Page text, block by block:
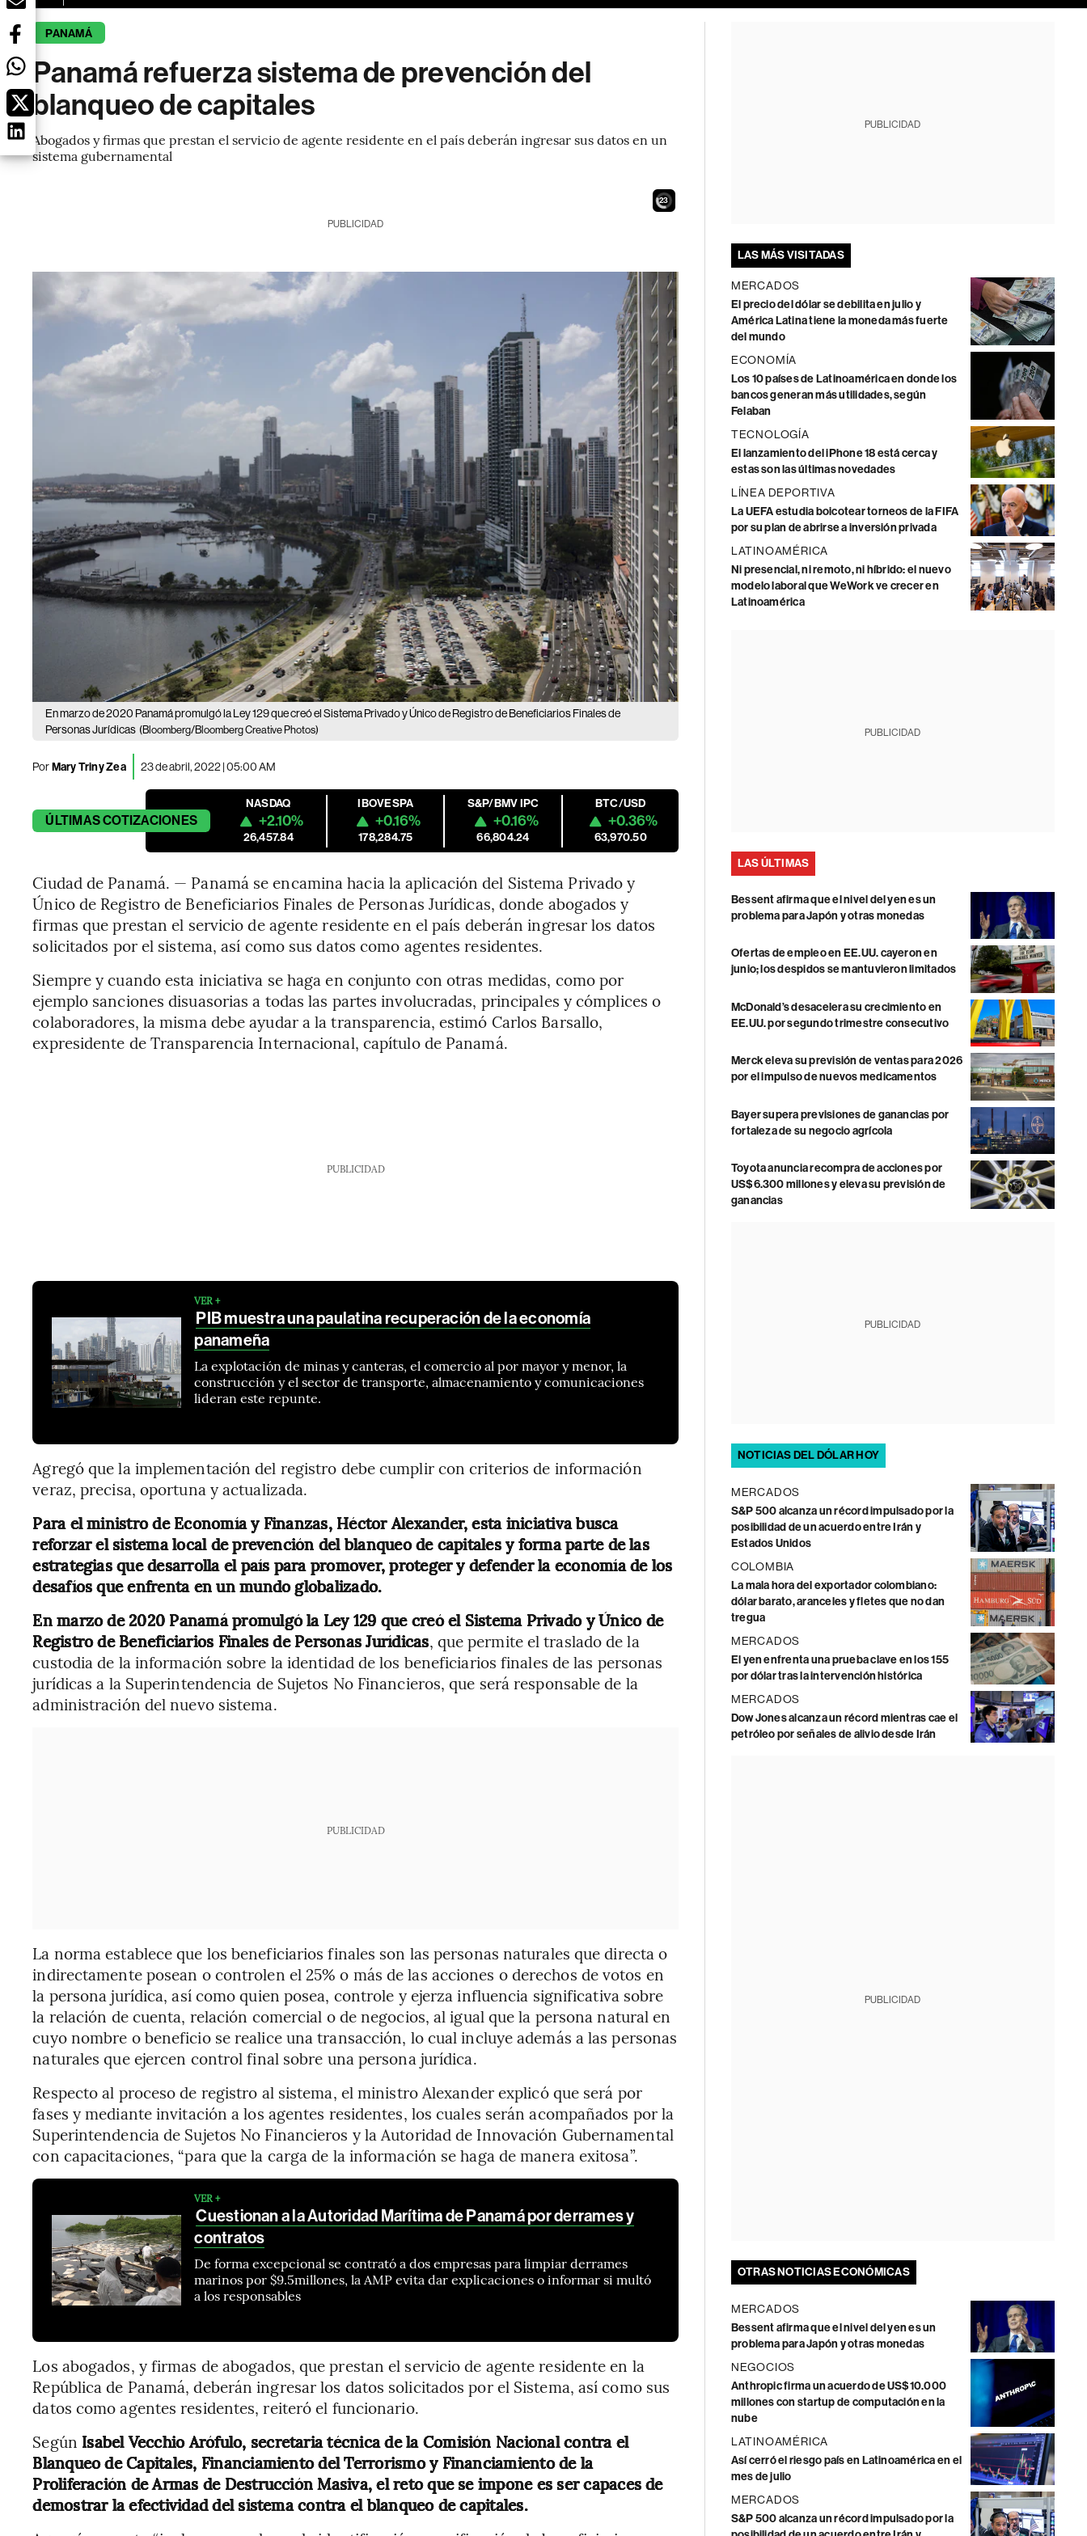
PANAMÁ
Panamá refuerza sistema de prevención del
blanqueo de capitales
Abogados y firmas que prestan el servicio de agente residente en el país deberán ingresar sus datos en un
sistema gubernamental
21
PUBLICIDAD
En marzo de 2020 Panamá promulgó la Ley 129 que creó el Sistema Privado y Único de Registro de Beneficiarios Finales de
Personas Jurídicas (Bloomberg/Bloomberg Creative Photos)
PorMary Triny Zea 23 de abril, 2022 | 05:00 AM
ÚLTIMASCOTIZACIONES
NASDAQ
+2.10%
26,457.84
IBOVESPA
+0.16%
178,284.75
S&P/BMV IPC
+0.16%
66,804.24
BTC/USD
+0.36%
63,970.50
Ciudad de Panamá. — Panamá se encamina hacia la aplicación del Sistema Privado y
Único de Registro de Beneficiarios Finales de Personas Jurídicas, donde abogados y
firmas que prestan el servicio de agente residente en el país deberán ingresar los datos
solicitados por el sistema, así como sus datos como agentes residentes.
Siempre y cuando esta iniciativa se haga en conjunto con otras medidas, como por
ejemplo sanciones disuasorias a todas las partes involucradas, principales y cómplices o
colaboradores, la misma debe ayudar a la transparencia, estimó Carlos Barsallo,
expresidente de Transparencia Internacional, capítulo de Panamá.
PUBLICIDAD
VER +
PIB muestra una paulatina recuperación de la economía
panameña
La explotación de minas y canteras, el comercio al por mayor y menor, la
construcción y el sector de transporte, almacenamiento y comunicaciones
lideran este repunte.
Agregó que la implementación del registro debe cumplir con criterios de información
veraz, precisa, oportuna y actualizada.
Para el ministro de Economía y Finanzas, Héctor Alexander, esta iniciativa busca
reforzar el sistema local de prevención del blanqueo de capitales y forma parte de las
estrategias que desarrolla el país para promover, proteger y defender la economía de los
desafíos que enfrenta en un mundo globalizado.
En marzo de 2020 Panamá promulgó la Ley 129 que creó el Sistema Privado y Único de
Registro de Beneficiarios Finales de Personas Jurídicas, que permite el traslado de la
custodia de la información sobre la identidad de los beneficiarios finales de las personas
jurídicas a la Superintendencia de Sujetos No Financieros, que será responsable de la
administración del nuevo sistema.
PUBLICIDAD
La norma establece que los beneficiarios finales son las personas naturales que directa o
indirectamente posean o controlen el 25% o más de las acciones o derechos de votos en
la persona jurídica, así como quien posea, controle y ejerza influencia significativa sobre
la relación de cuenta, relación comercial o de negocios, al igual que la persona natural en
cuyo nombre o beneficio se realice una transacción, lo cual incluye además a las personas
naturales que ejercen control final sobre una persona jurídica.
Respecto al proceso de registro al sistema, el ministro Alexander explicó que será por
fases y mediante invitación a los agentes residentes, los cuales serán acompañados por la
Superintendencia de Sujetos No Financieros y la Autoridad de Innovación Gubernamental
con capacitaciones, “para que la carga de la información se haga de manera exitosa”.
VER +
Cuestionan a la Autoridad Marítima de Panamá por derrames y
contratos
De forma excepcional se contrató a dos empresas para limpiar derrames
marinos por $9.5millones, la AMP evita dar explicaciones o informar si multó
a los responsables
Los abogados, y firmas de abogados, que prestan el servicio de agente residente en la
República de Panamá, deberán ingresar los datos solicitados por el Sistema, así como sus
datos como agentes residentes, reiteró el funcionario.
Según Isabel Vecchio Arófulo, secretaria técnica de la Comisión Nacional contra el
Blanqueo de Capitales, Financiamiento del Terrorismo y Financiamiento de la
Proliferación de Armas de Destrucción Masiva, el reto que se impone es ser capaces de
demostrar la efectividad del sistema contra el blanqueo de capitales.
PUBLICIDAD
LAS MÁS VISITADAS
MERCADOS
El precio del dólar se debilita en julio y
América Latina tiene la moneda más fuerte
del mundo
ECONOMÍA
Los 10 países de Latinoamérica en donde los
bancos generan más utilidades, según
Felaban
TECNOLOGÍA
El lanzamiento del iPhone 18 está cerca y
estas son las últimas novedades
LÍNEA DEPORTIVA
La UEFA estudia boicotear torneos de la FIFA
por su plan de abrirse a inversión privada
LATINOAMÉRICA
Ni presencial, ni remoto, ni híbrido: el nuevo
modelo laboral que WeWork ve crecer en
Latinoamérica
PUBLICIDAD
LAS ÚLTIMAS
Bessent afirma que el nivel del yen es un
problema para Japón y otras monedas
Ofertas de empleo en EE.UU. cayeron en
junio; los despidos se mantuvieron limitados
McDonald’s desacelera su crecimiento en
EE.UU. por segundo trimestre consecutivo
Merck eleva su previsión de ventas para 2026
por el impulso de nuevos medicamentos
Bayer supera previsiones de ganancias por
fortaleza de su negocio agrícola
Toyota anuncia recompra de acciones por
US$6.300 millones y eleva su previsión de
ganancias
PUBLICIDAD
NOTICIAS DEL DÓLAR HOY
MERCADOS
S&P 500 alcanza un récord impulsado por la
posibilidad de un acuerdo entre Irán y
Estados Unidos
COLOMBIA
La mala hora del exportador colombiano:
dólar barato, aranceles y fletes que no dan
tregua
MERCADOS
El yen enfrenta una prueba clave en los 155
por dólar tras la intervención histórica
MERCADOS
Dow Jones alcanza un récord mientras cae el
petróleo por señales de alivio desde Irán
PUBLICIDAD
OTRAS NOTICIAS ECONÓMICAS
MERCADOS
Bessent afirma que el nivel del yen es un
problema para Japón y otras monedas
NEGOCIOS
Anthropic firma un acuerdo de US$10.000
millones con startup de computación en la
nube
LATINOAMÉRICA
Así cerró el riesgo país en Latinoamérica en el
mes de julio
MERCADOS
S&P 500 alcanza un récord impulsado por la